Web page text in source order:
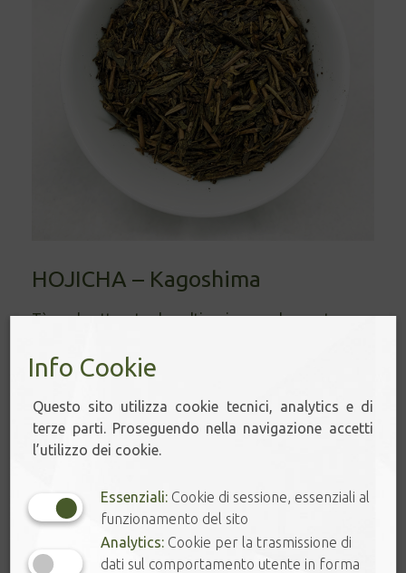
HOJICHA – Kagoshima
Tè verde ottenuto da coltivazione ombreggata,
prodotto fa parte della Selezione " 🌱 Foglie
Prodotto
Info Cookie
Questo sito utilizza cookie tecnici, analytics e di
terze parti. Proseguendo nella navigazione accetti
l’utilizzo dei cookie.
Essenziali: Cookie di sessione, essenziali al
funzionamento del sito
Analytics: Cookie per la trasmissione di
dati sul comportamento utente in forma